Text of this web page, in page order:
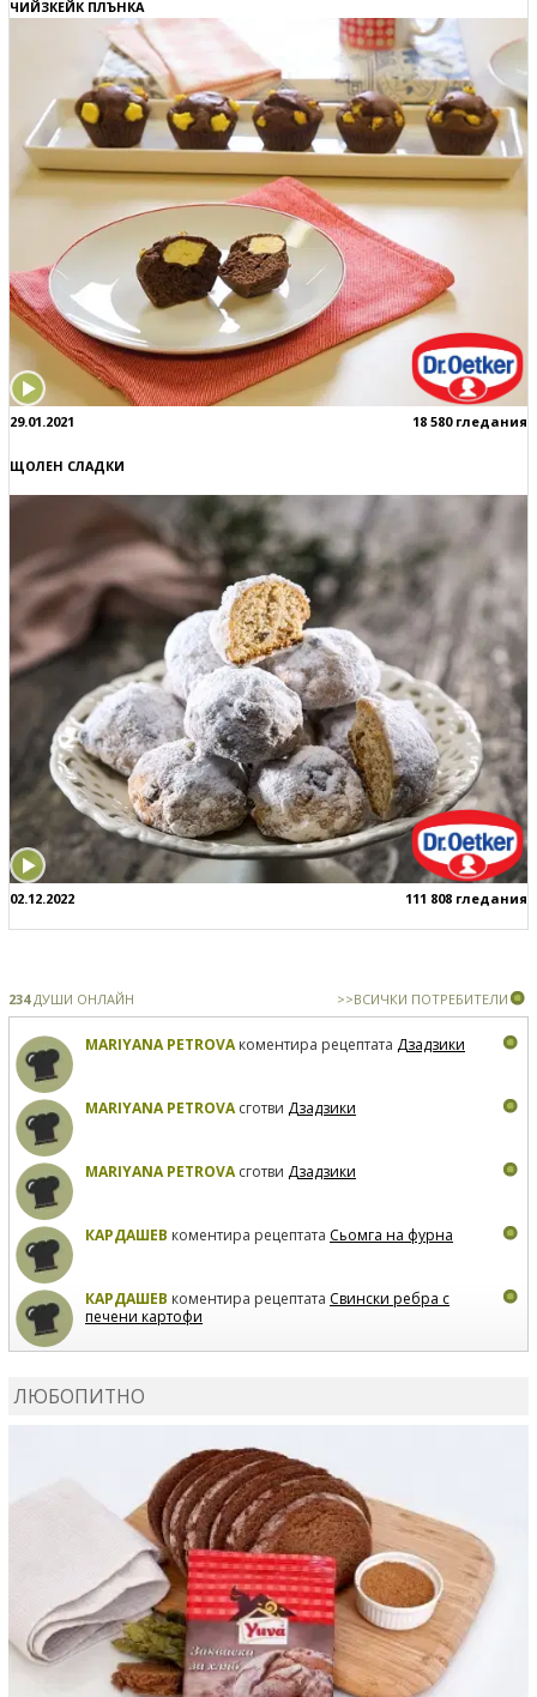
ЧИЙЗКЕЙК ПЛЪНКА
29.01.2021 18 580 гледания
ЩОЛЕН СЛАДКИ
02.12.2022 111 808 гледания
234ДУШИ ОНЛАЙН >>ВСИЧКИ ПОТРЕБИТЕЛИ
MARIYANA PETROVAкоментира рецептата Дзадзики
MARIYANA PETROVAсготви Дзадзики
MARIYANA PETROVAсготви Дзадзики
КАРДАШЕВ коментира рецептата Сьомга на фурна
КАРДАШЕВ коментира рецептата Свински ребра с
печени картофи
ЛЮБОПИТНО